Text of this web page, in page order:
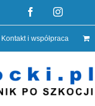
FacebookInstagram
Kontakt i współpraca